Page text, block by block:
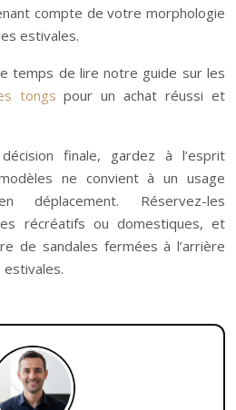
compte de votre morphologie
estivales.
temps de lire notre guide sur les
tongs pour un achat réussi et
finale, gardez à l’esprit
ne convient à un usage
déplacement. Réservez-les
récréatifs ou domestiques, et
de sandales fermées à l’arrière